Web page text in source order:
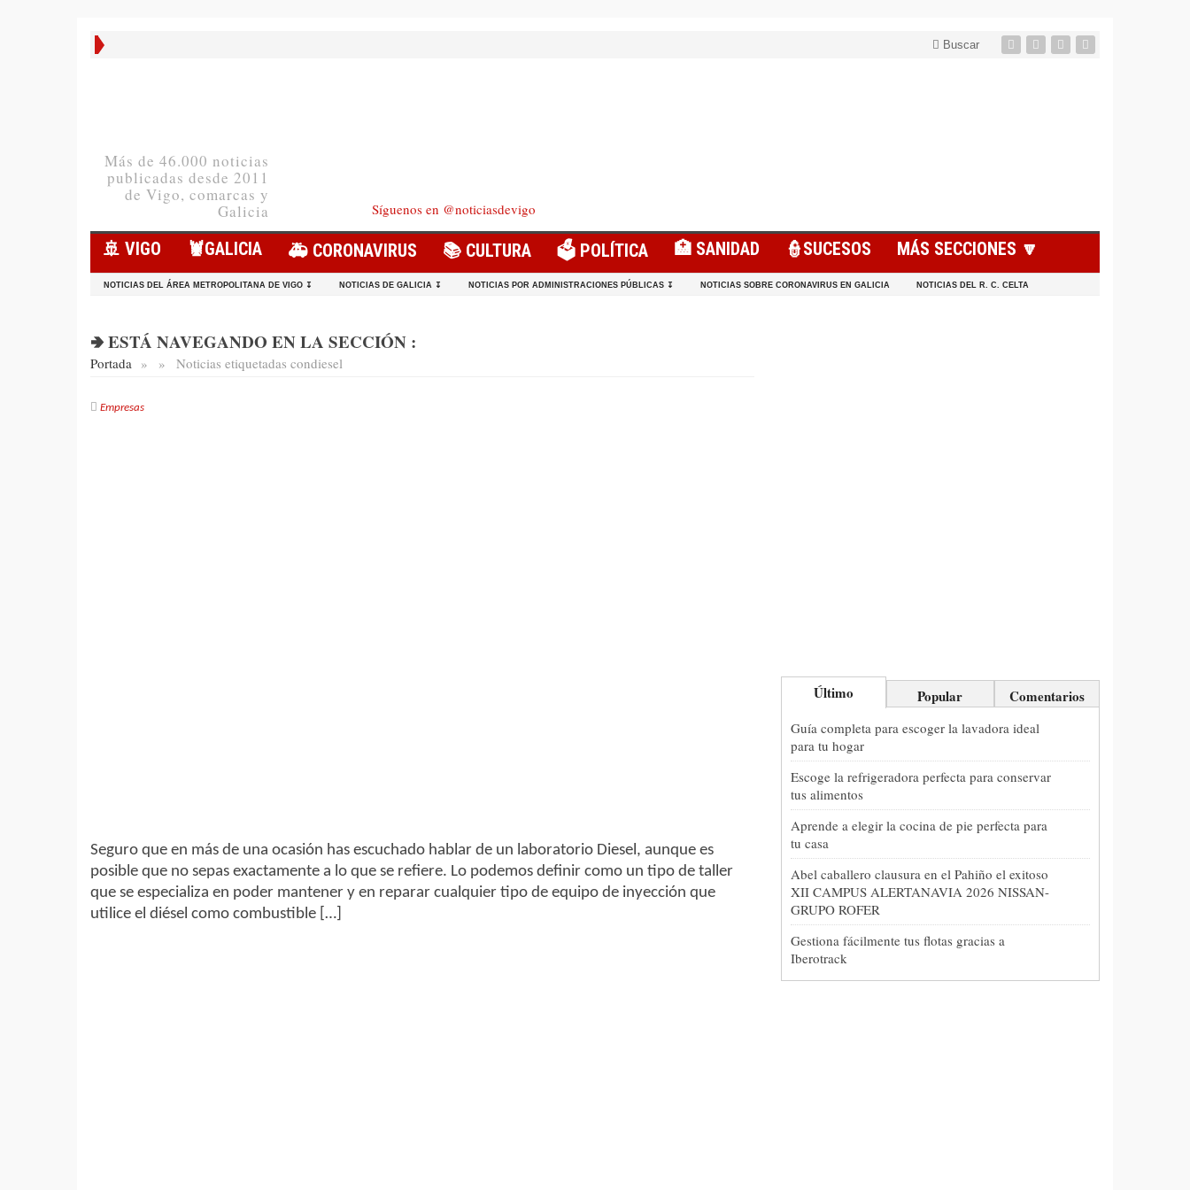
Buscar
Más de 46.000 noticias
publicadas desde 2011
de Vigo, comarcas y
Galicia
Síguenos en @noticiasdevigo
🚢 VIGO 🦞️GALICIA 🚑 CORONAVIRUS 📚 CULTURA 🗳️ POLÍTICA 🏥 SANIDAD 👮SUCESOS MÁS SECCIONES 🔽
NOTICIAS DEL ÁREA METROPOLITANA DE VIGO ↧ NOTICIAS DE GALICIA ↧ NOTICIAS POR ADMINISTRACIONES PÚBLICAS ↧ NOTICIAS SOBRE CORONAVIRUS EN GALICIA NOTICIAS DEL R. C. CELTA
🢂 ESTÁ NAVEGANDO EN LA SECCIÓN :
Portada » Noticias etiquetadas con
» diesel
Empresas
Seguro que en más de una ocasión has escuchado hablar de un laboratorio Diesel, aunque es
posible que no sepas exactamente a lo que se refiere. Lo podemos definir como un tipo de taller
que se especializa en poder mantener y en reparar cualquier tipo de equipo de inyección que
utilice el diésel como combustible […]
Último Popular Comentarios
Guía completa para escoger la lavadora ideal
para tu hogar
Escoge la refrigeradora perfecta para conservar
tus alimentos
Aprende a elegir la cocina de pie perfecta para
tu casa
Abel caballero clausura en el Pahiño el exitoso
XII CAMPUS ALERTANAVIA 2026 NISSAN-
GRUPO ROFER
Gestiona fácilmente tus flotas gracias a
Iberotrack